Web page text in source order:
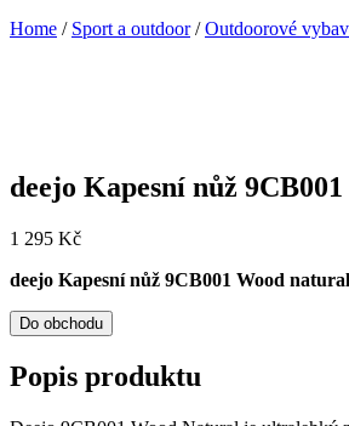
Home / Sport a outdoor/Outdoorové
deejo Kapesní nůž
1 295 Kč
deejo Kapesní nůž 9CB001 Wood
Do obchodu
Popis produktu